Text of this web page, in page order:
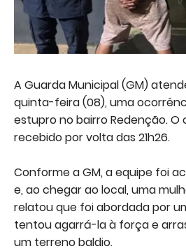
A Guarda Municipal (GM)
quinta-feira (08), uma
estupro no bairro Redenção.
recebido por volta das 21h26.
Conforme a GM, a equipe foi
e, ao chegar ao local, uma
relatou que foi abordada por
tentou agarrá-la à força e
um terreno baldio.